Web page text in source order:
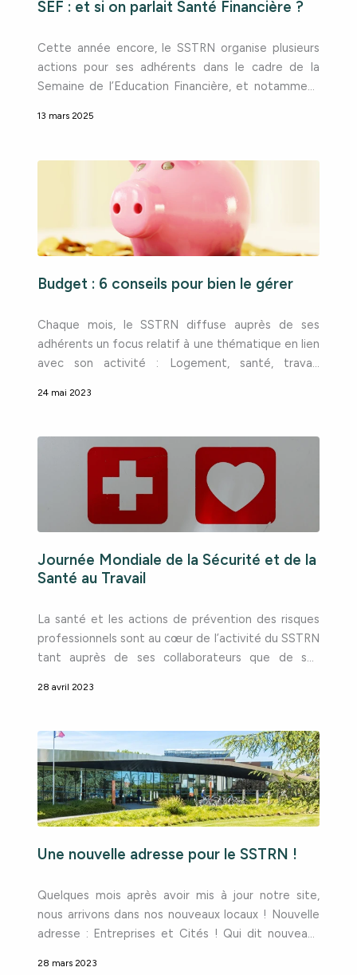
SEF : et si on parlait Santé Financière ?
13 mars 2025
Cette année encore, le SSTRN organise plusieurs
actions pour ses adhérents dans le cadre de la
Semaine de l’Education Financière, et notamment
Conseil et Financement, c’est avant tout un expert
Budget : 6 conseils pour bien le gérer
24 mai 2023
Chaque mois, le SSTRN diffuse auprès de ses
adhérents un focus relatif à une thématique en lien
avec son activité : Logement, santé, travail,
Budget de mars 2023 … Bonne lecture ! Organiser
son budget
Journée Mondiale de la Sécurité et de la
Santé au Travail
28 avril 2023
La santé et les actions de prévention des risques
professionnels sont au cœur de l’activité du SSTRN
tant auprès de ses collaborateurs que de ses
quoi ? Selon
Une nouvelle adresse pour le SSTRN !
28 mars 2023
Quelques mois après avoir mis à jour notre site,
nous arrivons dans nos nouveaux locaux ! Nouvelle
adresse : Entreprises et Cités ! Qui dit nouveaux